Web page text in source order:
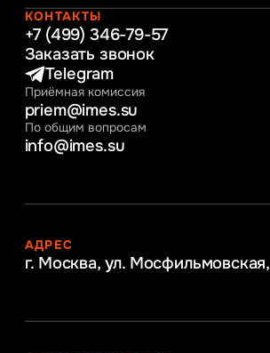
Интернет-маркетинг
КОНТАКТЫ
+7 (499) 346-79-57
Заказать звонок
Telegram
Приёмная комиссия
priem@imes.su
По общим вопросам
info@imes.su
АДРЕС
г. Москва, ул. Мосфильмовская,